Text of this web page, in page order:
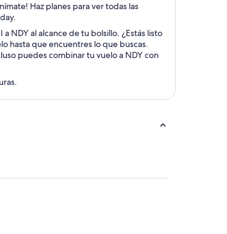
Haz planes para ver todas las
NDY al alcance de tu bolsillo. ¿Estás listo
hasta que encuentres lo que buscas.
puedes combinar tu vuelo a NDY con